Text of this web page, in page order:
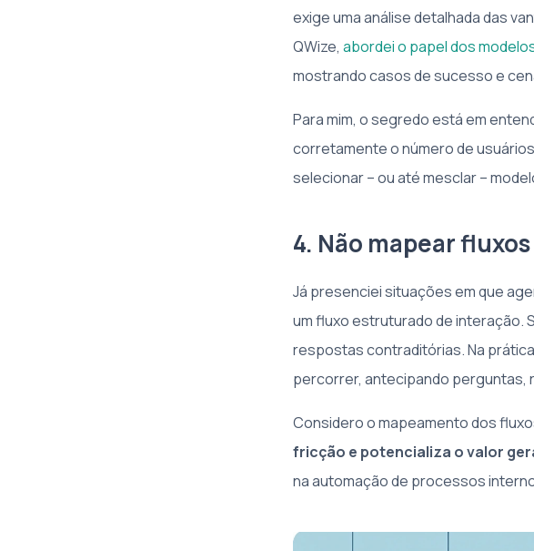
exige uma análise detalhada das
QWize, abordei o papel dos
mostrando casos de sucesso e
Para mim, o segredo está em
corretamente o número de
selecionar – ou até mesclar –
4. Não mapear
Já presenciei situações em que
um fluxo estruturado de interação.
respostas contraditórias. Na
percorrer, antecipando
Considero o mapeamento dos
fricção e potencializa o valor
na automação de processos